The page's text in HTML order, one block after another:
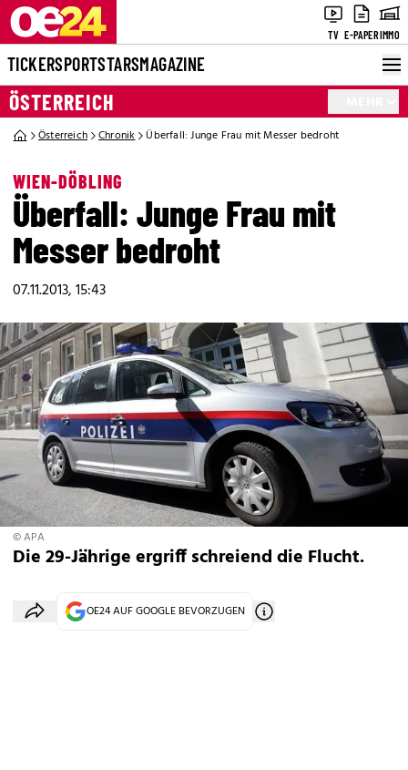
TV E-PAPERIMMO
TICKERSPORTSTARSMAGAZINE
ÖSTERREICH
Österreich Chronik Überfall: Junge Frau mit Messer bedroht
WIEN-DÖBLING
Überfall: Junge Frau mit
Messer bedroht
07.11.2013, 15:43
© APA
Die 29-Jährige ergriff schreiend die Flucht.
OE24 AUF GOOGLE BEVORZUGEN